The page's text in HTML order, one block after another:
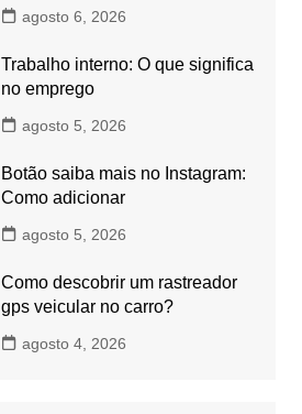
agosto 6, 2026
Trabalho interno: O que significa
no emprego
agosto 5, 2026
Botão saiba mais no Instagram:
Como adicionar
agosto 5, 2026
Como descobrir um rastreador
gps veicular no carro?
agosto 4, 2026